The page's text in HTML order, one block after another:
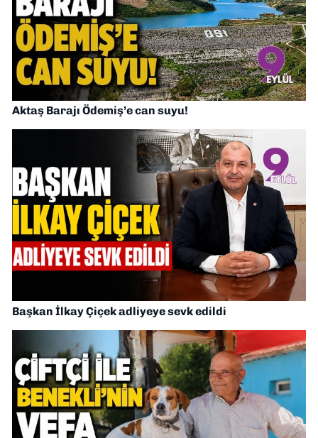
Aktaş Barajı Ödemiş’e can suyu!
Başkan İlkay Çiçek adliyeye sevk edildi